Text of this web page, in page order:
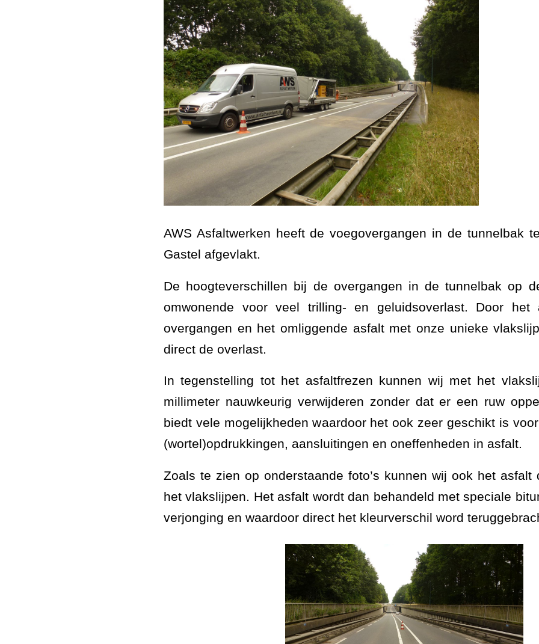
AWS Asfaltwerken heeft de voegovergangen in de tunnelbak
Gastel afgevlakt.
De hoogteverschillen bij de overgangen in de tunnelbak op
omwonende voor veel trilling- en geluidsoverlast. Door het
overgangen en het omliggende asfalt met onze unieke
direct de overlast.
In tegenstelling tot het asfaltfrezen kunnen wij met het
millimeter nauwkeurig verwijderen zonder dat er een ruw
biedt vele mogelijkheden waardoor het ook zeer geschikt is
(wortel)opdrukkingen, aansluitingen en oneffenheden in asfalt.
Zoals te zien op onderstaande foto’s kunnen wij ook het asfalt
het vlakslijpen. Het asfalt wordt dan behandeld met speciale
verjonging en waardoor direct het kleurverschil word